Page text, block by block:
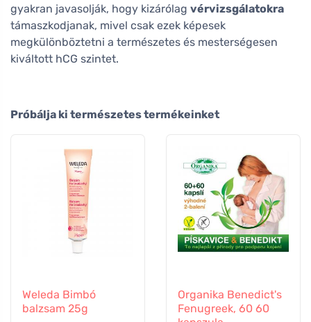
gyakran javasolják, hogy kizárólag vérvizsgálatokra
támaszkodjanak, mivel csak ezek képesek
megkülönböztetni a természetes és mesterségesen
kiváltott hCG szintet.
Próbálja ki természetes termékeinket
Weleda Bimbó
balzsam 25g
Organika Benedict's
Fenugreek, 60 60